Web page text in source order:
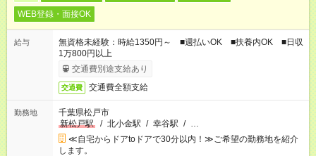
WEB登録・面接OK
給与
無資格未経験：時給1350円～ ■週払いOK ■扶養内OK ■日収
1万800円以上
交通費別途支給あり
交通費 交通費全額支給
勤務地
千葉県松戸市
新松戸駅
/ 北小金駅 / 幸谷駅 / …
≪自宅からドアtoドアで30分以内！≫ご希望の勤務地を紹介
します。